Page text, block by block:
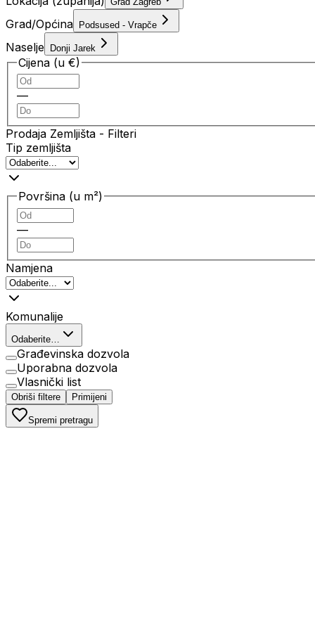
Grad/Općina Podsused - Vrapče
Naselje Donji Jarek
Cijena (u €)
—
Prodaja Zemljišta - Filteri
Tip zemljišta
Površina (u m²)
—
Namjena
Komunalije
Odaberite…
Građevinska dozvola
Uporabna dozvola
Vlasnički list
Obriši filtere Primijeni
Spremi pretragu